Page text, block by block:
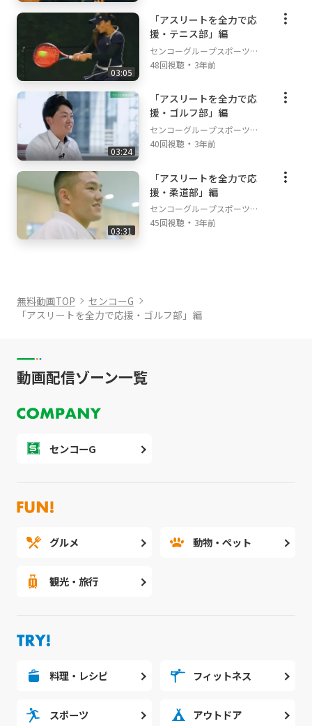
03:05
「アスリートを全力で応
援・テニス部」編
センコーグループスポーツチ
ャンネル
48回視聴 ・ 3年前
03:24
「アスリートを全力で応
援・ゴルフ部」編
センコーグループスポーツチ
ャンネル
40回視聴 ・ 3年前
03:31
「アスリートを全力で応
援・柔道部」編
センコーグループスポーツチ
ャンネル
45回視聴 ・ 3年前
無料動画TOP
センコーG
「アスリートを全力で応援・ゴルフ部」編
動画配信ゾーン一覧
センコーG
グルメ 動物・ペット
観光・旅行
料理・レシピ フィットネス
スポーツ アウトドア